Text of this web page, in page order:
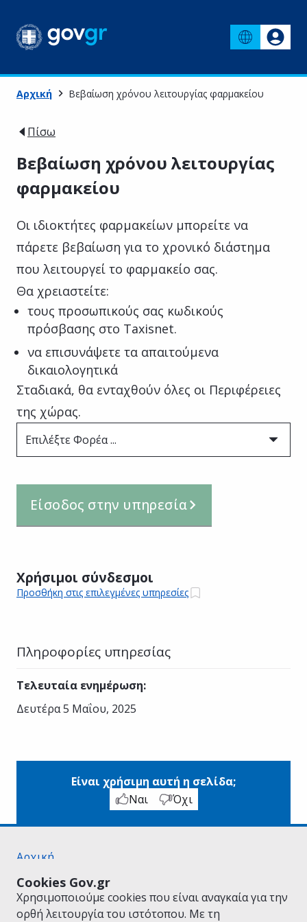
Cookies Gov.gr
Χρησιμοποιούμε cookies που είναι αναγκαία για την
ορθή λειτουργία του ιστότοπου. Με τη
Αρχική Βεβαίωση χρόνου λειτουργίας φαρμακείου
Πίσω
Βεβαίωση χρόνου λειτουργίας
φαρμακείου
Οι ιδιοκτήτες φαρμακείων μπορείτε να
πάρετε βεβαίωση για το χρονικό διάστημα
που λειτουργεί το φαρμακείο σας.
Θα χρειαστείτε:
τους προσωπικούς σας κωδικούς
πρόσβασης στο Taxisnet.
να επισυνάψετε τα απαιτούμενα
δικαιολογητικά
Σταδιακά, θα ενταχθούν όλες οι Περιφέρειες
της χώρας.
Επιλέξτε Φορέα ...
Είσοδος στην υπηρεσία
Χρήσιμοι σύνδεσμοι
Προσθήκη στις επιλεγμένες υπηρεσίες
Πληροφορίες υπηρεσίας
Τελευταία ενημέρωση:
Δευτέρα 5 Μαΐου, 2025
Είναι χρήσιμη αυτή η σελίδα;
Ναι
Όχι
Αρχική
Όροι Χρήσης
Πολιτική Απορρήτου